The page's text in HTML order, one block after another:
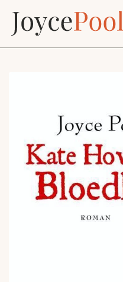
Terug naar hoofdinhoud